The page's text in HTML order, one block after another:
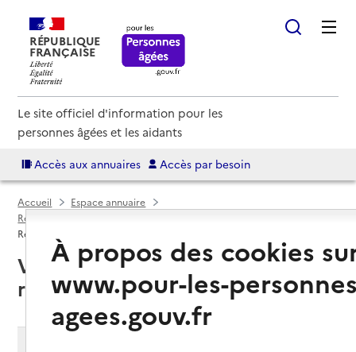
RÉPUBLIQUE
FRANÇAISE
Le site officiel d'information pour les
personnes âgées et les aidants
Accès aux annuaires Accès par besoin
Accueil
Espace annuaire
Résidences autonomie par département
Résidence autonomie
Vaucluse (84) : liste des 14
résidences autonomie
À propos des cookies
www.pour-les-
agees.gouv.fr